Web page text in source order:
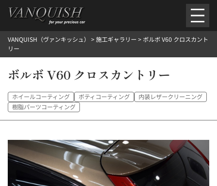
を
ごあいさつ 会社案内施工環境紹介所在地
ご提供メニュー
外装のガラスコーティング施工料金 ホイールコーティング施工料金
ヘッドライトクリーニング施工料金ルームクリーニング＆コーティング施工料金
樹脂・メッシュパーツコーティング施工料金
ウインド水染み除去 ＆ 撥水施工料金塩害 防錆対策デントリペア
プロテクションフィルムこだわり洗車
施工ギャラリー
お客さまの声お問い合わせ施工のご予約
VANQUISH（ヴァンキッシュ） >施工ギャラリー > ボルボ V60 クロスカント
リー
ボルボ V60 クロスカントリー
ホイールコーティング ボティコーティング
内装レザークリーニング
樹脂パーツコーティング